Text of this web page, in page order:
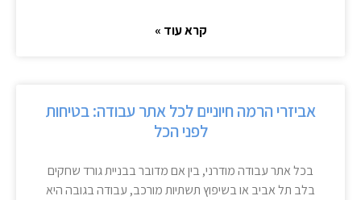
קרא עוד »
אביזרי הרמה חיוניים לכל אתר עבודה: בטיחות
לפני הכל
בכל אתר עבודה מודרני, בין אם מדובר בבניית גורד שחקים
בלב תל אביב או בשיפוץ תשתיות מורכב, עבודה בגובה היא